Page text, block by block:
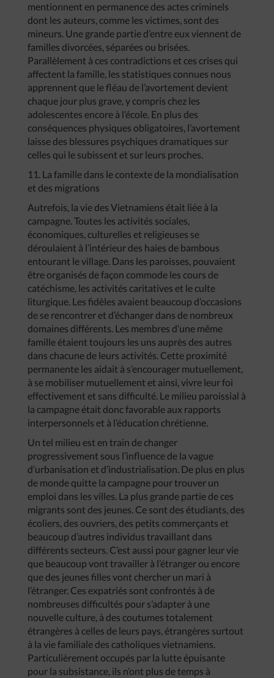
mentionnent en permanence des actes criminels
dont les auteurs, comme les victimes, sont des
mineurs. Une grande partie d’entre eux viennent de
familles divorcées, séparées ou brisées.
Parallèlement à ces contradictions et ces crises qui
affectent la famille, les statistiques connues nous
apprennent que le fléau de l’avortement devient
chaque jour plus grave, y compris chez les
adolescentes encore à l’école. En plus des
conséquences physiques obligatoires, l’avortement
laisse des blessures psychiques dramatiques sur
celles qui le subissent et sur leurs proches.
11. La famille dans le contexte de la mondialisation
et des migrations
Autrefois, la vie des Vietnamiens était liée à la
campagne. Toutes les activités sociales,
économiques, culturelles et religieuses se
déroulaient à l’intérieur des haies de bambous
entourant le village. Dans les paroisses, pouvaient
être organisés de façon commode les cours de
catéchisme, les activités caritatives et le culte
liturgique. Les fidèles avaient beaucoup d’occasions
de se rencontrer et d’échanger dans de nombreux
domaines différents. Les membres d’une même
famille étaient toujours les uns auprès des autres
dans chacune de leurs activités. Cette proximité
permanente les aidait à s’encourager mutuellement,
à se mobiliser mutuellement et ainsi, vivre leur foi
effectivement et sans difficulté. Le milieu paroissial à
la campagne était donc favorable aux rapports
interpersonnels et à l’éducation chrétienne.
Un tel milieu est en train de changer
progressivement sous l’influence de la vague
d’urbanisation et d’industrialisation. De plus en plus
de monde quitte la campagne pour trouver un
emploi dans les villes. La plus grande partie de ces
migrants sont des jeunes. Ce sont des étudiants, des
écoliers, des ouvriers, des petits commerçants et
beaucoup d’autres individus travaillant dans
différents secteurs. C’est aussi pour gagner leur vie
que beaucoup vont travailler à l’étranger ou encore
que des jeunes filles vont chercher un mari à
l’étranger. Ces expatriés sont confrontés à de
nombreuses difficultés pour s’adapter à une
nouvelle culture, à des coutumes totalement
étrangères à celles de leurs pays, étrangères surtout
à la vie familiale des catholiques vietnamiens.
Particulièrement occupés par la lutte épuisante
pour la subsistance, ils n’ont plus de temps à